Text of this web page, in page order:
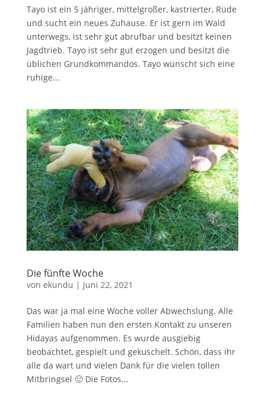
Tayo ist ein 5 jähriger, mittelgroßer, kastrierter, Rüde
und sucht ein neues Zuhause. Er ist gern im Wald
unterwegs, ist sehr gut abrufbar und besitzt keinen
Jagdtrieb. Tayo ist sehr gut erzogen und besitzt die
üblichen Grundkommandos. Tayo wünscht sich eine
ruhige...
Die fünfte Woche
von ekundu | Juni 22, 2021
Das war ja mal eine Woche voller Abwechslung. Alle
Familien haben nun den ersten Kontakt zu unseren
Hidayas aufgenommen. Es wurde ausgiebig
beobachtet, gespielt und gekuschelt. Schön, dass ihr
alle da wart und vielen Dank für die vielen tollen
Mitbringsel 🙂 Die Fotos...